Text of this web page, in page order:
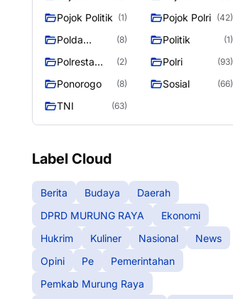
Pojok Politik (1) Pojok Polri (42)
Polda
Tengah
(8) Politik (1)
Polresta
Raya
(2) Polri (93)
Ponorogo (8) Sosial (66)
TNI (63)
Label Cloud
Berita Budaya
Daerah
DPRD MURUNG RAYA
Ekonomi
Hukrim
Kuliner Nasional
News
Opini
Pe
Pemerintahan
Pemkab Murung Raya